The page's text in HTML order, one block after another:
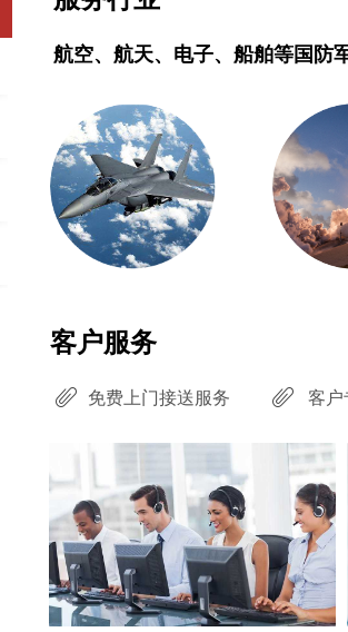
免费上门接送服务
航空、航天、电子、船舶等国防
ꁨ
客户服务
ꁨ 客户